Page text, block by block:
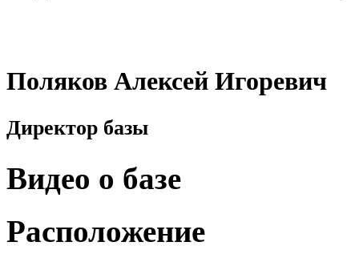
Поляков Алексей Игоревич
Директор базы
Видео о базе
Расположение